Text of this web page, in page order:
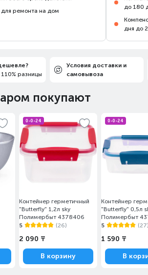
ремонта на дом
до 180
дня до
разницы
Условия доставки и
самовывоза
покупают
0-0-24
Контейнер герметичный
"Butterfly" 1,2л sky
Полимербыт 4378406
5
(26)
2 090 ₸
В корзину
0-0-24
Контейнер
"Butterfly" 0,5л
Полимербыт
5
1 590 ₸
В